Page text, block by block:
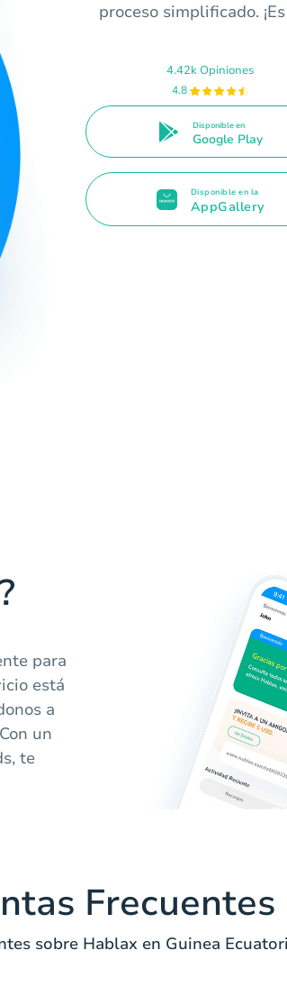
proceso simplificado.
4.42k Opiniones
4.8
Disponible en
Google Play
Disponible en la
AppGallery
para
está
a
un
te
Frecuentes
sobre Hablax en Guinea